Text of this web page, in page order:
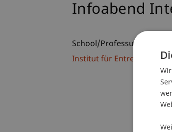
Infoabend
School/Professur:
Institut für